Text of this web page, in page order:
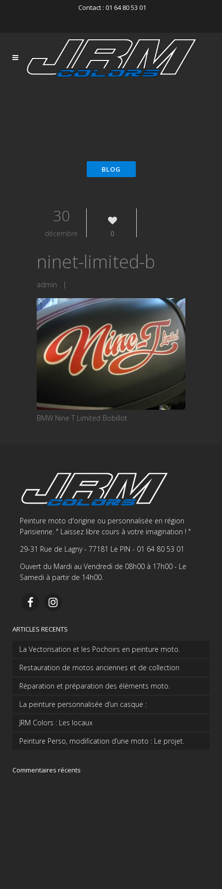
Contact : 01 64 80 53 01
30
décembre 0
ninet-limited-b
admin |
BMW Nine T Limited Bobillot
Peinture moto d'origine ou personnalisée en région
Parisienne. " Laissez libre cours à votre imagination ! "
29-31 Rue de Lagny - 77181 Le PIN - 01 64 80 53 01
Ouvert du Mardi au Vendredi de 08h00 à 17h00 - Le
Samedi à partir de 14h00.
ARTICLES RECENTS
La Vectorisation et les Pochoirs en peinture moto.
Restauration de motos anciennes et de collection
Réparation et préparation des éléments moto.
La peinture personnalisée d’un casque :
JRM Colors : Les locaux
Peinture Perso, modification d’une moto : Le projet.
Commentaires récents